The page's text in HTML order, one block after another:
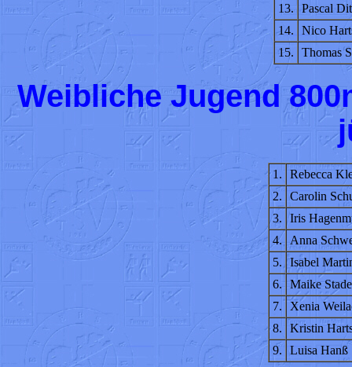
13.
Pascal
14.
Nico
15.
Thomas
Weibliche Jugend
1.
Rebecca
2.
Carolin
3.
Iris
4.
Anna
5.
Isabel
6.
Maike
7.
Xenia
8.
Kristin
9.
Luisa Hanß